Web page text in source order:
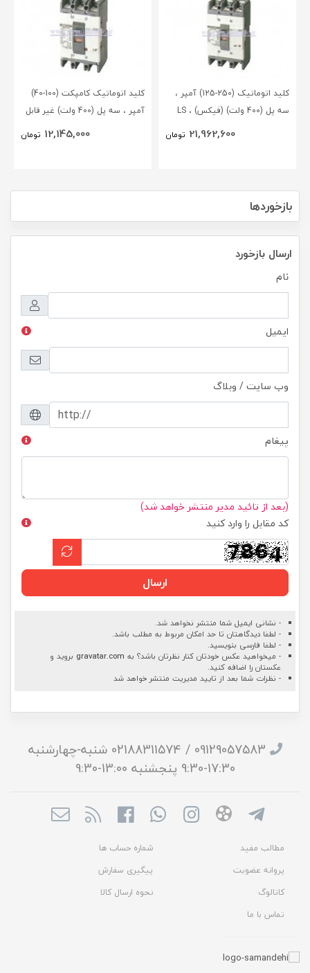
کلید اتوماتیک (250-125) آمپر ،
سه پل (400 ولت) (فیکس) ، LS
21,962,600 تومان
کلید اتوماتیک کامپکت (100-40)
آمپر ، سه پل (400 ولت) غیر قابل
12,145,000 تومان
بازخوردها
ارسال بازخورد
نام
ایمیل
وب سایت / وبلاگ
پیغام
(بعد از تائید مدیر منتشر خواهد شد)
کد مقابل را وارد کنید
ارسال
- نشانی ایمیل شما منتشر نخواهد شد.
- لطفا دیدگاهتان تا حد امکان مربوط به مطلب باشد.
- لطفا فارسی بنویسید.
- میخواهید عکس خودتان کنار نظرتان باشد؟ به gravatar.com بروید و
عکستان را اضافه کنید.
- نظرات شما بعد از تایید مدیریت منتشر خواهد شد
09129057583 / 02188311574 شنبه-چهارشنبه
17:30-9:30 پنجشنبه 13:00-9:30
مطالب مفید
شماره حساب ها
پروانه عضویت
پیگیری سفارش
کاتالوگ
نحوه ارسال کالا
تماس با ما